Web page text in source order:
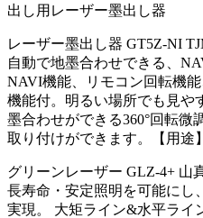
出し用レーザー墨出し器
レーザー墨出し器 GT5Z-NI
自動で地墨合わせできる、
NAVI機能、リモコン回転機
機能付。明るい場所でも見や
墨合わせができる360°回転微
取り付けができます。【用途
グリーンレーザー GLZ-4+ 山
長寿命・安定照明を可能にし
実現。 大矩ライン&水平ライ